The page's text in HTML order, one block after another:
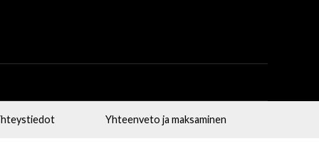
Yhteenveto ja maksaminen